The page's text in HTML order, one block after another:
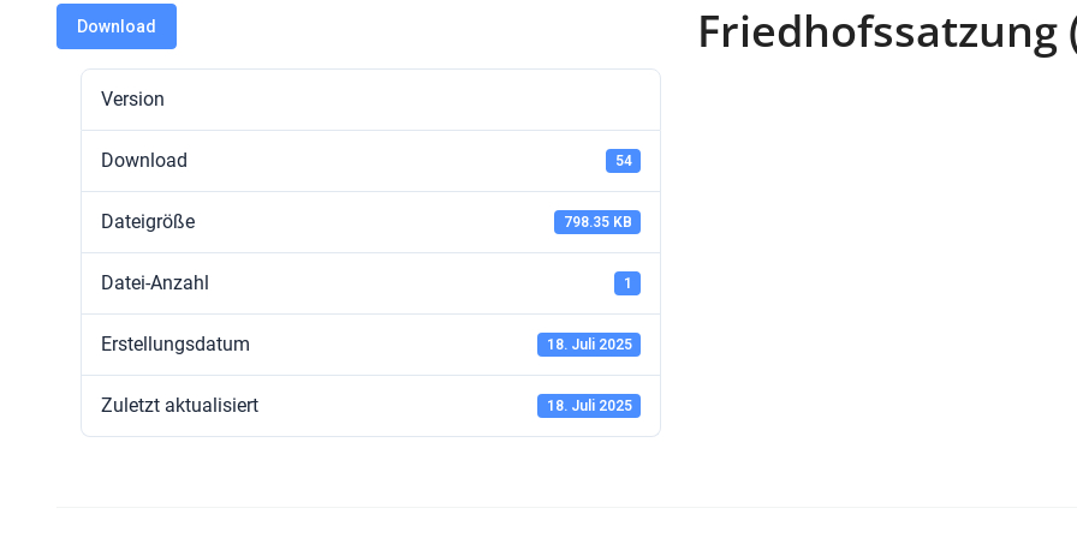
Download
Version
Download 54
Dateigröße 798.35 KB
Datei-Anzahl 1
Erstellungsdatum 18. Juli 2025
Zuletzt aktualisiert 18. Juli 2025
Friedhofssatzung